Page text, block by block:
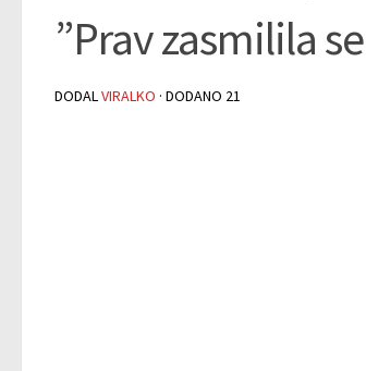
”Prav zasmilila
DODALVIRALKO · DODANO 21